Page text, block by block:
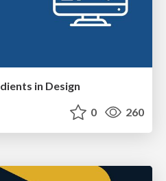
in Design
0 260